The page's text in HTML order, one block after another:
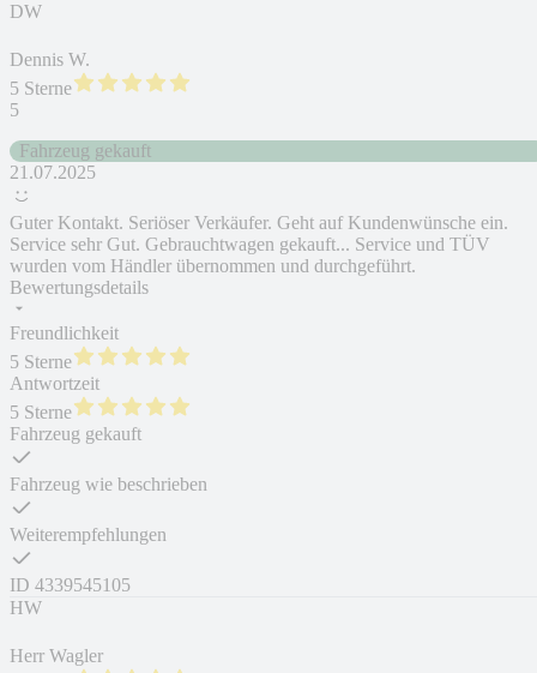
DW
Dennis W.
5 Sterne
5
Fahrzeug gekauft
21.07.2025
Guter Kontakt. Seriöser Verkäufer. Geht auf Kundenwünsche ein.
Service sehr Gut. Gebrauchtwagen gekauft... Service und TÜV
wurden vom Händler übernommen und durchgeführt.
Bewertungsdetails
Freundlichkeit
5 Sterne
Antwortzeit
5 Sterne
Fahrzeug gekauft
Fahrzeug wie beschrieben
Weiterempfehlungen
ID 4339545105
HW
Herr Wagler